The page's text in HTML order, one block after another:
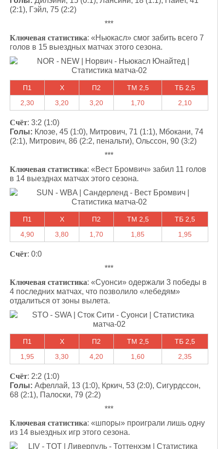
(2:1), Гэйл, 75 (2:2)
***
Ключевая статистика: «Ньюкасл» смог забить всего 7
голов в 15 выездных матчах этого сезона.
П1 X П2 ТМ 2,5
ТБ 2,5
2,30
3,20 3,20 1,70 2,10
Счёт: 3:2 (1:0)
Голы: Клозе, 45 (1:0), Митрович, 71 (1:1), Мбокани, 74
(2:1), Митрович, 86 (2:2, пенальти), Ольссон, 90 (3:2)
***
Ключевая статистика: «Вест Бромвич» забил 11 голов
в 14 выезднах матчах этого сезона.
П1 X П2 ТМ 2,5
ТБ 2,5
4,90
3,80 1,70 1,85 1,95
Счёт: 0:0
***
Ключевая статистика: «Суонси» одержали 3 победы в
4 последних матчах, что позволило «лебедям»
отдалиться от зоны вылета.
П1 X П2 ТМ 2,5
ТБ 2,5
1,95
3,30 4,20 1,60 2,35
Счёт: 2:2 (1:0)
Голы: Афеллай, 13 (1:0), Кркич, 53 (2:0), Сигурдссон,
68 (2:1), Палоски, 79 (2:2)
***
Ключевая статистика: «шпоры» проиграли лишь одну
из 14 выездных игр этого сезона.